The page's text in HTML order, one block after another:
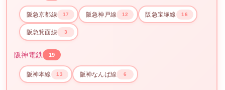
阪急京都線 17 阪急神戸線 12 阪急宝塚線 16
阪急箕面線 3
阪神電鉄 19
阪神本線 13 阪神なんば線 6